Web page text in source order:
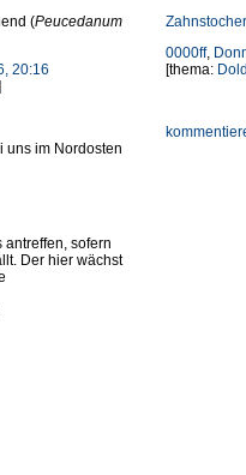
(Peucedanum
20:16
uns im Nordosten
antreffen, sofern
Der hier wächst
0000ff,
[thema: